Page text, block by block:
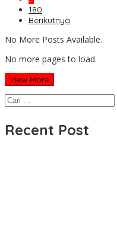
180
Berikutnya
No More Posts Available.
No more pages to load.
View More
Cari
untuk:
Recent Post